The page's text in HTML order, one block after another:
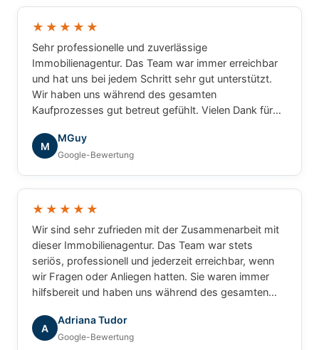
★★★★★
Sehr professionelle und zuverlässige
Immobilienagentur. Das Team war immer erreichbar
und hat uns bei jedem Schritt sehr gut unterstützt.
Wir haben uns während des gesamten
Kaufprozesses gut betreut gefühlt. Vielen Dank für
M
MGuy
Google-Bewertung
★★★★★
Wir sind sehr zufrieden mit der Zusammenarbeit mit
dieser Immobilienagentur. Das Team war stets
seriös, professionell und jederzeit erreichbar, wenn
wir Fragen oder Anliegen hatten. Sie waren immer
hilfsbereit und haben uns während des gesamten
Agentur mit gutem Gewissen weiterempfehlen.
A
Adriana Tudor
Google-Bewertung